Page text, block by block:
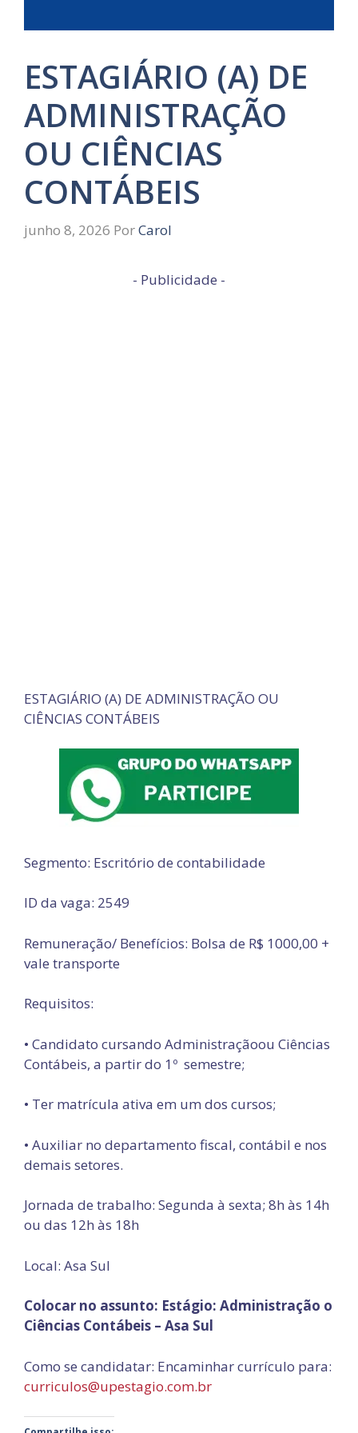
ESTAGIÁRIO (A) DE
ADMINISTRAÇÃO
OU CIÊNCIAS
CONTÁBEIS
junho 8, 2026 PorCarol
- Publicidade -
ESTAGIÁRIO (A) DE ADMINISTRAÇÃO OU
CIÊNCIAS CONTÁBEIS
Segmento: Escritório de contabilidade
ID da vaga: 2549
Remuneração/ Benefícios: Bolsa de R$ 1000,00 +
vale transporte
Requisitos:
• Candidato cursando Administraçãoou Ciências
Contábeis, a partir do 1º semestre;
• Ter matrícula ativa em um dos cursos;
• Auxiliar no departamento fiscal, contábil e nos
demais setores.
Jornada de trabalho: Segunda à sexta; 8h às 14h
ou das 12h às 18h
Local: Asa Sul
Colocar no assunto: Estágio: Administração o
Ciências Contábeis – Asa Sul
Como se candidatar: Encaminhar currículo para:
curriculos@upestagio.com.br